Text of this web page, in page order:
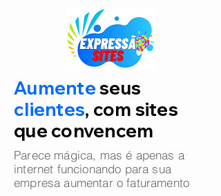
Aumenteseus
clientes, com sites
que convencem
Parece mágica, mas é apenas a
internet funcionando para sua
empresa aumentar o faturamento